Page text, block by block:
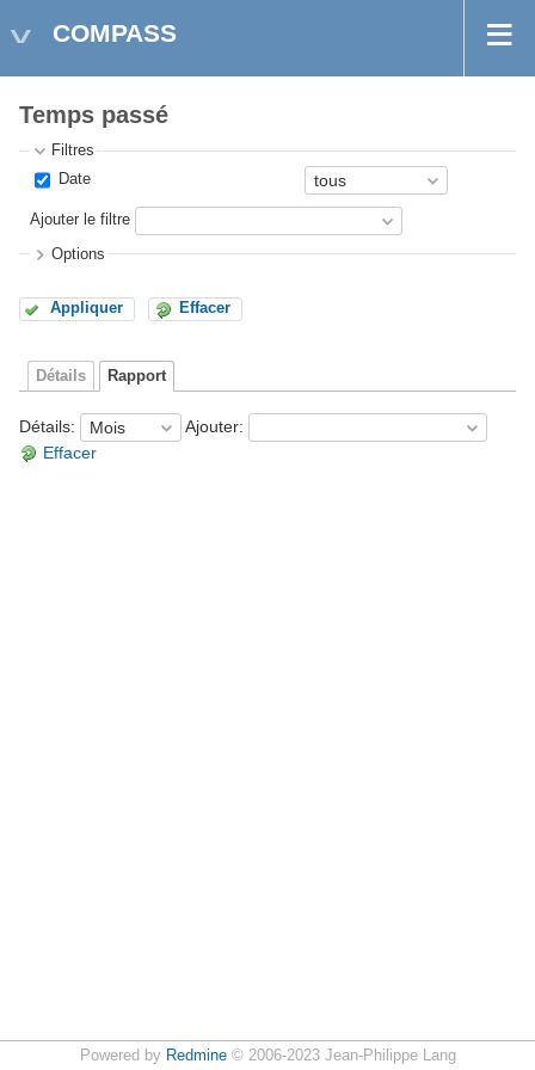
COMPASS
Temps passé
Filtres
Date
Ajouter le filtre
Options
Appliquer Effacer
Détails Rapport
Détails: Ajouter:
Effacer
Powered by Redmine© 2006-2023 Jean-Philippe Lang